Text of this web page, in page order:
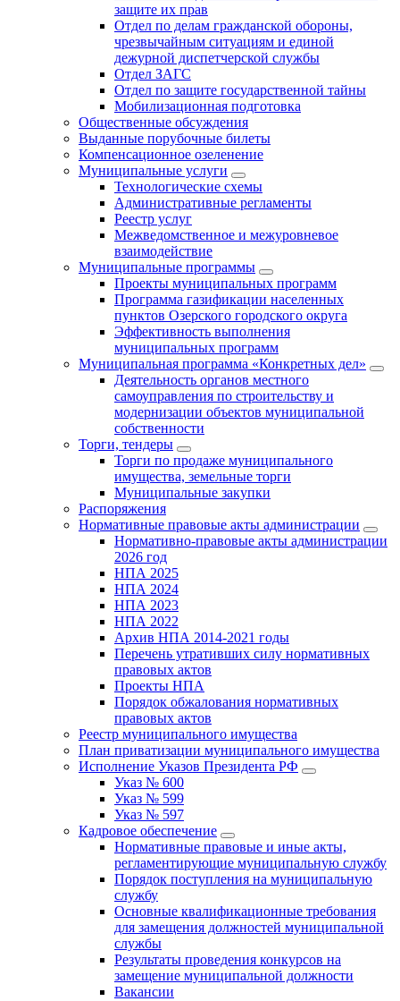
защите их прав
Отдел по делам гражданской обороны,
чрезвычайным ситуациям и единой
дежурной диспетчерской службы
Отдел ЗАГС
Отдел по защите государственной тайны
Мобилизационная подготовка
Общественные обсуждения
Выданные порубочные билеты
Компенсационное озеленение
Муниципальные услуги
Технологические схемы
Административные регламенты
Реестр услуг
Межведомственное и межуровневое
взаимодействие
Муниципальные программы
Проекты муниципальных программ
Программа газификации населенных
пунктов Озерского городского округа
Эффективность выполнения
муниципальных программ
Муниципальная программа «Конкретных дел»
Деятельность органов местного
самоуправления по строительству и
модернизации объектов муниципальной
собственности
Торги, тендеры
Торги по продаже муниципального
имущества, земельные торги
Муниципальные закупки
Распоряжения
Нормативные правовые акты администрации
Нормативно-правовые акты администрации
2026 год
НПА 2025
НПА 2024
НПА 2023
НПА 2022
Архив НПА 2014-2021 годы
Перечень утративших силу нормативных
правовых актов
Проекты НПА
Порядок обжалования нормативных
правовых актов
Реестр муниципального имущества
План приватизации муниципального имущества
Исполнение Указов Президента РФ
Указ № 600
Указ № 599
Указ № 597
Кадровое обеспечение
Нормативные правовые и иные акты,
регламентирующие муниципальную службу
Порядок поступления на муниципальную
службу
Основные квалификационные требования
для замещения должностей муниципальной
службы
Результаты проведения конкурсов на
замещение муниципальной должности
Вакансии